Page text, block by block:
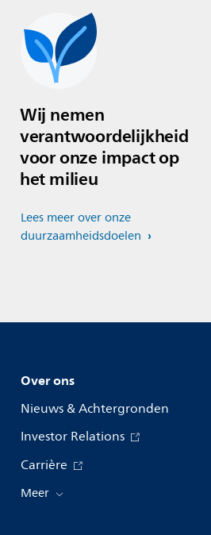
Wij nemen
verantwoordelijkheid
voor onze impact op
het milieu
Lees meer over onze
duurzaamheidsdoelen
Over ons
Nieuws & Achtergronden
Investor Relations
Carrière
Meer